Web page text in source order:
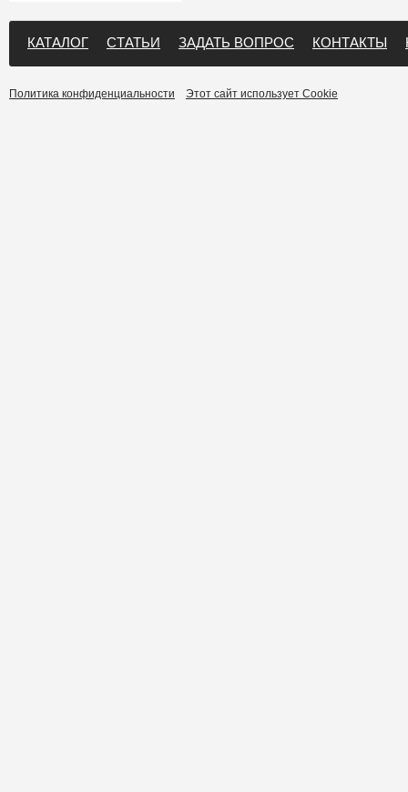
КАТАЛОГ СТАТЬИ ЗАДАТЬ ВОПРОС КОНТАКТЫ
Политика конфиденциальности Этот сайт использует Cookie